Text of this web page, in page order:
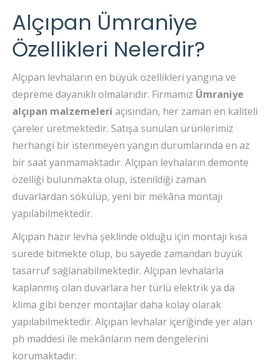
Alçıpan Ümraniye
Özellikleri Nelerdir?
Alçıpan levhaların en büyük özellikleri yangına ve
depreme dayanıklı olmalarıdır. Firmamız Ümraniye
alçıpan malzemeleri açısından, her zaman en kaliteli
çareler üretmektedir. Satışa sunulan ürünlerimiz
herhangi bir istenmeyen yangın durumlarında en az
bir saat yanmamaktadır. Alçıpan levhaların demonte
özelliği bulunmakta olup, istenildiği zaman
duvarlardan sökülüp, yeni bir mekâna montajı
yapılabilmektedir.
Alçıpan hazır levha şeklinde olduğu için montajı kısa
sürede bitmekte olup, bu sayede zamandan büyük
tasarruf sağlanabilmektedir. Alçıpan levhalarla
kaplanmış olan duvarlara her türlü elektrik ya da
klima gibi benzer montajlar daha kolay olarak
yapılabilmektedir. Alçıpan levhalar içeriğinde yer alan
ph maddesi ile mekânların nem dengelerini
korumaktadır.